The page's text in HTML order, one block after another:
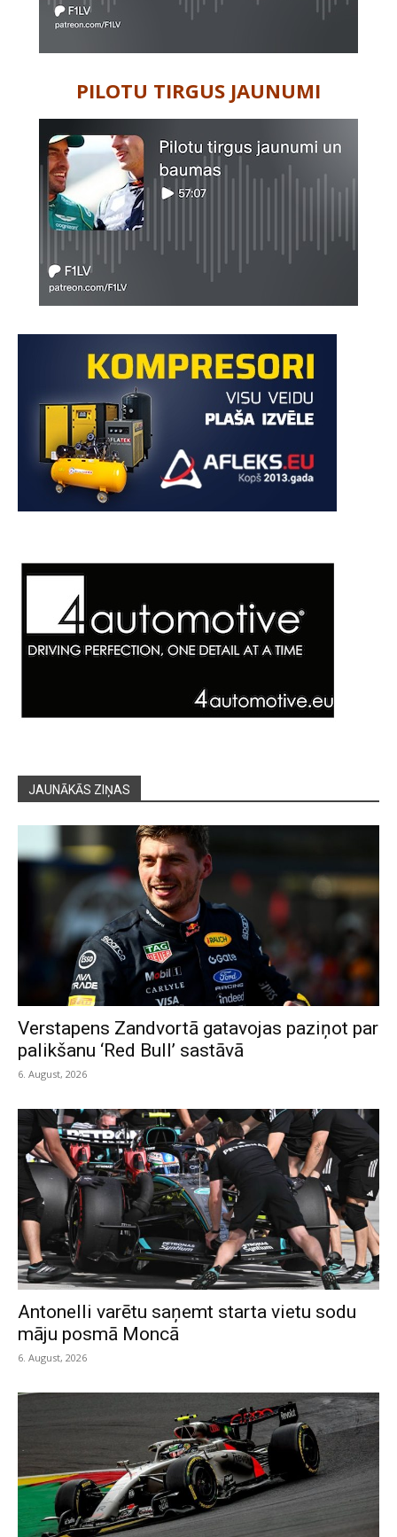
PILOTU TIRGUS JAUNUMI
JAUNĀKĀS ZIŅAS
Verstapens Zandvortā gatavojas paziņot par
palikšanu ‘Red Bull’ sastāvā
6. August, 2026
Antonelli varētu saņemt starta vietu sodu
māju posmā Moncā
6. August, 2026